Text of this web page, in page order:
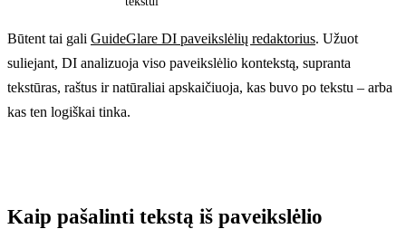
Būtent tai gali GuideGlare DI paveikslėlių redaktorius. Užuot
suliejant, DI analizuoja viso paveikslėlio kontekstą, supranta
tekstūras, raštus ir natūraliai apskaičiuoja, kas buvo po tekstu – arba
kas ten logiškai tinka.
Kaip pašalinti tekstą iš paveikslėlio